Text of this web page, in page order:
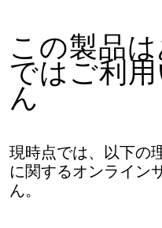
この製品
ではご利
ん
現時点では、以下の
に関するオンライン
ん。